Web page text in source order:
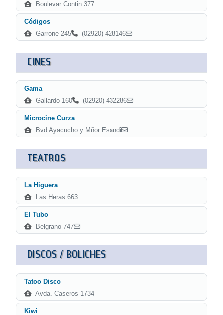
Boulevar Contin 377
Códigos
Garrone 245
(02920) 428146
CINES
Gama
Gallardo 160
(02920) 432286
Microcine Curza
Bvd Ayacucho y Mñor Esandi
TEATROS
La Higuera
Las Heras 663
El Tubo
Belgrano 747
DISCOS / BOLICHES
Tatoo Disco
Avda. Caseros 1734
Kiwi